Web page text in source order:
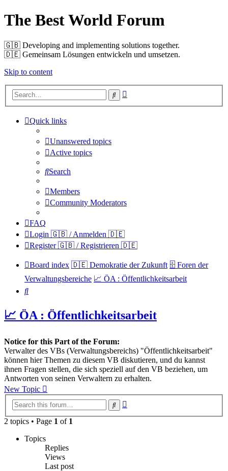
The Best World Forum
🇬🇧️ Developing and implementing solutions together.
🇩🇪️ Gemeinsam Lösungen entwickeln und umsetzen.
Skip to content
Search
Quick links
Unanswered topics
Active topics
Search
Members
Community Moderators
FAQ
Login 🇬🇧 / Anmelden 🇩🇪
Register 🇬🇧 / Registrieren 🇩🇪
Board index 🇩🇪 Demokratie der Zukunft 🗄️ Foren der
Verwaltungsbereiche 📈 ÖA : Öffentlichkeitsarbeit
Search
📈 ÖA : Öffentlichkeitsarbeit
Notice for this Part of the Forum:
Verwalter des VBs (Verwaltungsbereichs) "Öffentlichkeitsarbeit"
können hier Themen zu diesem VB diskutieren, und du kannst
ihnen Fragen stellen, die sich speziell auf den VB beziehen, um
Antworten von seinen Verwaltern zu erhalten.
New Topic
Search
2 topics • Page 1 of 1
Topics
Replies
Views
Last post